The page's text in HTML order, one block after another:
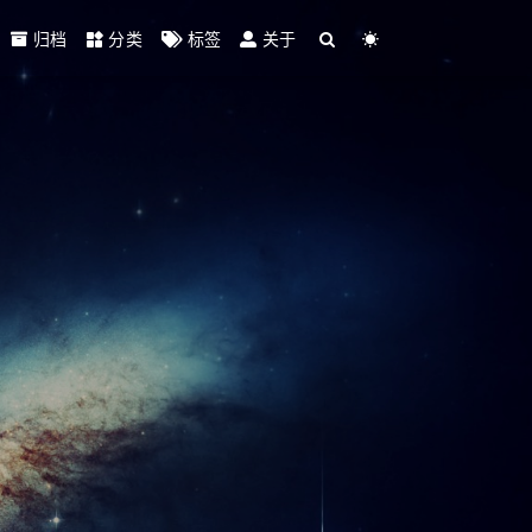
归档 分类 标签 关于